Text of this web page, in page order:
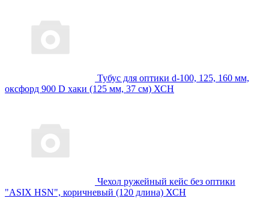
Тубус для оптики d-100, 125, 160 мм,
оксфорд 900 D хаки (125 мм, 37 см) ХСН
Чехол ружейный кейс без оптики
"ASIX HSN", коричневый (120 длина) ХСН